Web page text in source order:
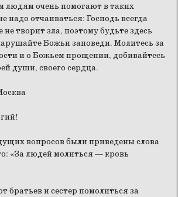
людям очень помогают в таких
надо отчаиваться: Господь всегда
творит зла, поэтому будьте здесь
Божьи заповеди. Молитесь за
и о Божьем прощении, добивайтесь
души, своего сердца.
вопросов были приведены слова
«За людей молиться — кровь
братьев и сестер помолиться за